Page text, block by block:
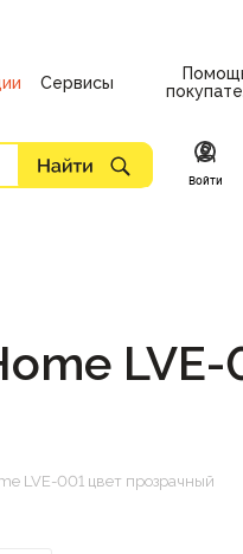
Сервисы
Войти
LVE-
LVE-001 цвет прозрачный